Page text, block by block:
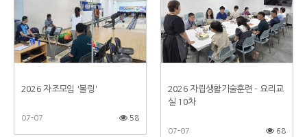
2026 자조모임 '볼링'
07-07 58
2026 자립생활기술훈련 - 요리교
실 10차
07-07 68